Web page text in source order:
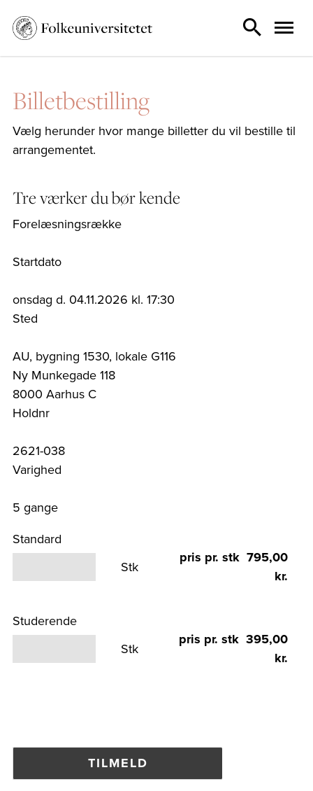
Billetbestilling
Vælg herunder hvor mange billetter du vil bestille til
arrangementet.
Tre værker du bør kende
Forelæsningsrække
Startdato
onsdag d. 04.11.2026 kl. 17:30
Sted
AU, bygning 1530, lokale G116
Ny Munkegade 118
8000 Aarhus C
Holdnr
2621-038
Varighed
5 gange
Standard
Stk
pris pr. stk 795,00
kr.
Studerende
Stk
pris pr. stk 395,00
kr.